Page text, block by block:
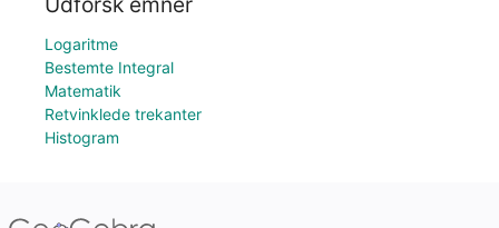
Logaritme
Bestemte Integral
Matematik
Retvinklede trekanter
Histogram